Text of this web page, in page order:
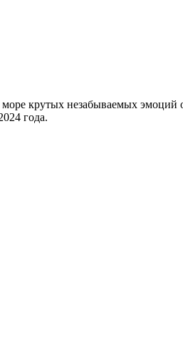
крутых незабываемых эмоций
года.